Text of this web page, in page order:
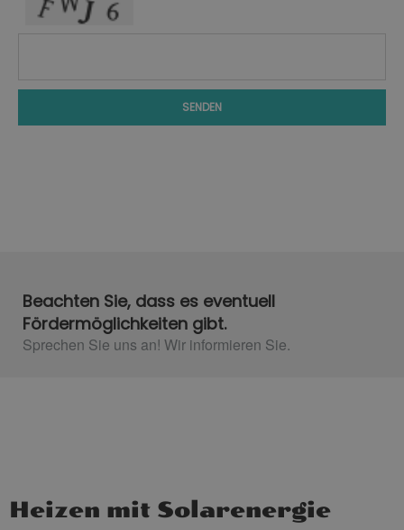
SENDEN
Beachten Sie, dass es eventuell
Fördermöglichkeiten gibt.
Sprechen Sie uns an! Wir informieren Sie.
Heizen mit Solarenergie